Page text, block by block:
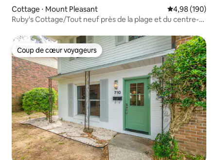
Cottage ⋅ Mount Pleasant Évaluation
4,98 (190)
Ruby's Cottage/Tout neuf près de la plage et du centre-
Coup de cœur voyageurs
Coup de cœur voyageurs